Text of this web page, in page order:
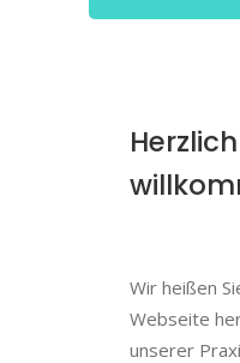
Herzlich
Wir heißen
Webseite
unserer